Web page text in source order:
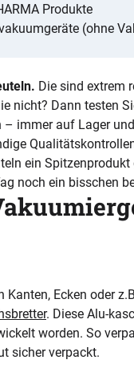
Produkte
(ohne
Die sind extrem
nicht? Dann testen
– immer auf Lager
ein
noch ein bisschen
Ecken oder
. Diese Alu-
worden. So
sicher verpackt.